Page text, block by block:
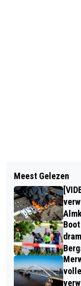
DRIE
NA MATIGE
MAN
WAS
WIJK EN
Meest Gelezen